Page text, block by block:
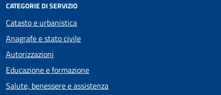
CATEGORIE DI SERVIZIO
Catasto e urbanistica
Anagrafe e stato civile
Autorizzazioni
Educazione e formazione
Salute, benessere e assistenza